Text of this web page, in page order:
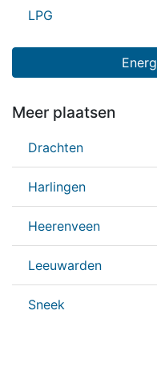
LPG
Meer plaatsen
Drachten
Harlingen
Heerenveen
Leeuwarden
Sneek